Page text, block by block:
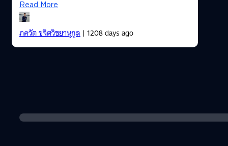
Read More
ภควัต ขจิตวิชยานุกูล| 1208 days ago